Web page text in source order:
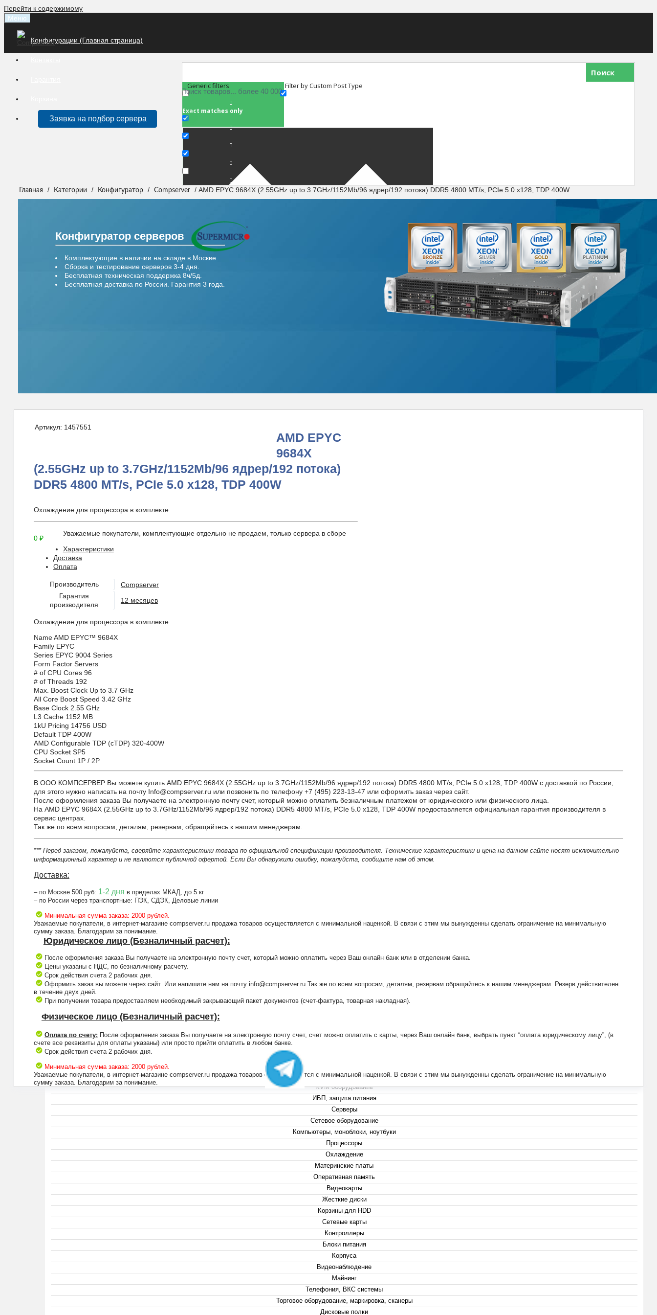
Перейти к содержимому
Меню
Конфигурации (Главная страница)
Заявка на подбор сервера
Поиск
Generic filters
Exact matches only
Filter by Custom Post Type
Главная / Категории / Конфигуратор / Compserver / AMD EPYC 9684X (2.55GHz up to 3.7GHz/1152Mb/96 ядрер/192 потока) DDR5 4800 MT/s, PCIe 5.0 x128, TDP 400W
Конфигуратор серверов
Комплектующие в наличии на складе в Москве.
Сборка и тестирование серверов 3-4 дня.
Бесплатная техническая поддержка 8ч/5д.
Бесплатная доставка по России. Гарантия 3 года.
Артикул: 1457551
AMD EPYC
9684X
(2.55GHz up to 3.7GHz/1152Mb/96 ядрер/192 потока)
DDR5 4800 MT/s, PCIe 5.0 x128, TDP 400W
Охлаждение для процессора в комплекте
0 ₽
Уважаемые покупатели, комплектующие отдельно не продаем, только сервера в сборе
Характеристики
Доставка
Оплата
Производитель
Compserver
Гарантия
производителя
12 месяцев
Охлаждение для процессора в комплекте
NameAMD EPYC™ 9684X
Family EPYC
Series EPYC 9004 Series
Form Factor Servers
# of CPU Cores 96
# of Threads 192
Max. Boost Clock Up to 3.7 GHz
All Core Boost Speed 3.42 GHz
Base Clock 2.55 GHz
L3 Cache 1152 MB
1kU Pricing 14756 USD
Default TDP 400W
AMD Configurable TDP (cTDP) 320-400W
CPU Socket SP5
Socket Count 1P / 2P
В ООО КОМПСЕРВЕР Вы можете купить AMD EPYC 9684X (2.55GHz up to 3.7GHz/1152Mb/96 ядрер/192 потока) DDR5 4800 MT/s, PCIe 5.0 x128, TDP 400W с доставкой по России,
для этого нужно написать на почту Info@compserver.ru или позвонить по телефону +7 (495) 223-13-47 или оформить заказ через сайт.
После оформления заказа Вы получаете на электронную почту счет, который можно оплатить безналичным платежом от юридического или физического лица.
На AMD EPYC 9684X (2.55GHz up to 3.7GHz/1152Mb/96 ядрер/192 потока) DDR5 4800 MT/s, PCIe 5.0 x128, TDP 400W предоставляется официальная гарантия производителя в
сервис центрах.
Так же по всем вопросам, деталям, резервам, обращайтесь к нашим менеджерам.
*** Перед заказом, пожалуйста, сверяйте характеристики товара по официальной спецификации производителя. Технические характеристики и цена на данном сайте носят исключительно
информационный характер и не являются публичной офертой. Если Вы обнаружили ошибку, пожалуйста, сообщите нам об этом.
Доставка:
– по Москве 500 руб: 1-2 дня в пределах МКАД, до 5 кг
– по России через транспортные: ПЭК, СДЭК, Деловые линии
Минимальная сумма заказа: 2000 рублей.
Уважаемые покупатели, в интернет-магазине compserver.ru продажа товаров осуществляется с минимальной наценкой. В связи с этим мы вынужденны сделать ограничение на минимальную
сумму заказа. Благодарим за понимание.
Юридическое лицо (Безналичный расчет):
После оформления заказа Вы получаете на электронную почту счет, который можно оплатить через Ваш онлайн банк или в отделении банка.
Цены указаны с НДС, по безналичному расчету.
Срок действия счета 2 рабочих дня.
Оформить заказ вы можете через сайт. Или напишите нам на почту info@compserver.ru Так же по всем вопросам, деталям, резервам обращайтесь к нашим менеджерам. Резерв действителен
в течение двух дней.
При получении товара предоставляем необходимый закрывающий пакет документов (счет-фактура, товарная накладная).
Физическое лицо (Безналичный расчет):
Оплата по счету: После оформления заказа Вы получаете на электронную почту счет, счет можно оплатить с карты, через Ваш онлайн банк, выбрать пункт “оплата юридическому лицу”, (в
счете все реквизиты для оплаты указаны) или просто прийти оплатить в любом банке.
Срок действия счета 2 рабочих дня.
Минимальная сумма заказа: 2000 рублей.
Уважаемые покупатели, в интернет-магазине compserver.ru продажа товаров осуществляется с минимальной наценкой. В связи с этим мы вынужденны сделать ограничение на минимальную
сумму заказа. Благодарим за понимание.
+7 (495) 223-13-47
KVM оборудование
ИБП, защита питания
Серверы
Сетевое оборудование
Компьютеры, моноблоки, ноутбуки
Процессоры
Охлаждение
Материнские платы
Оперативная память
Видеокарты
Жесткие диски
Корзины для HDD
Сетевые карты
Контроллеры
Блоки питания
Корпуса
Видеонаблюдение
Майнинг
Телефония, ВКС системы
Торговое оборудование, маркировка, сканеры
Дисковые полки